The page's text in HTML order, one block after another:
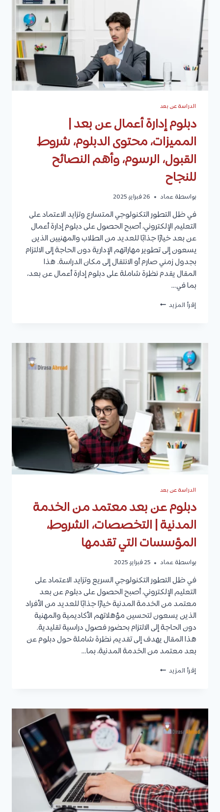
المؤسسات
الدراسة عن بعد
دبلوم إدارة أعمال عن بعد |
المميزات، محتوى الدبلوم، شروط
القبول، الرسوم، وأهم النصائح
للنجاح
بواسطة عماد 26 فبراير، 2025
في ظل التطور التكنولوجي المتسارع وتزايد الاعتماد على
التعليم الإلكتروني، أصبح الحصول على دبلوم إدارة أعمال
عن بعد خيارًا جذابًا للعديد من الطلاب والمهنيين الذين
يسعون إلى تطوير مهاراتهم الإدارية دون الحاجة إلى الالتزام
بجدول زمني صارم أو الانتقال إلى مكان الدراسة. هذا
المقال يقدم نظرة شاملة على دبلوم إدارة أعمال عن بعد،
بما في…
إقرأ المزيد دبلوم
بعد
|
المميزات،
محتوى
الدبلوم،
شروط
القبول،
الرسوم،
وأهم
النصائح
للنجاح
الدراسة عن بعد
دبلوم عن بعد معتمد من الخدمة
المدنية | التخصصات، الشروط،
المؤسسات التي تقدمها
بواسطة عماد 25 فبراير، 2025
في ظل التطور التكنولوجي السريع وتزايد الاعتماد على
التعليم الإلكتروني، أصبح الحصول على دبلوم عن بعد
معتمد من الخدمة المدنية خيارًا جذابًا للعديد من الأفراد
الذين يسعون لتحسين مؤهلاتهم الأكاديمية والمهنية
دون الحاجة إلى الالتزام بحضور فصول دراسية تقليدية.
هذا المقال يهدف إلى تقديم نظرة شاملة حول دبلوم عن
بعد معتمد من الخدمة المدنية، بما…
إقرأ المزيد دبلوم
من
الخدمة
المدنية
|
التخصصات،
الشروط،
المؤسسات